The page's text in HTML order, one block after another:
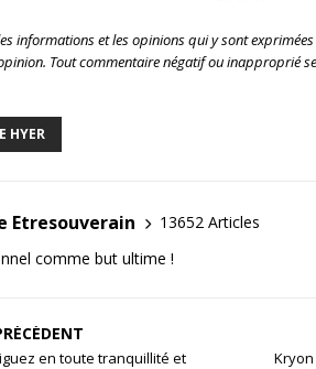
informations et les opinions qui y sont
Tout commentaire négatif ou inapproprié
HYER
Etresouverain
13652 Articles
comme but ultime !
en toute tranquillité et Kryon